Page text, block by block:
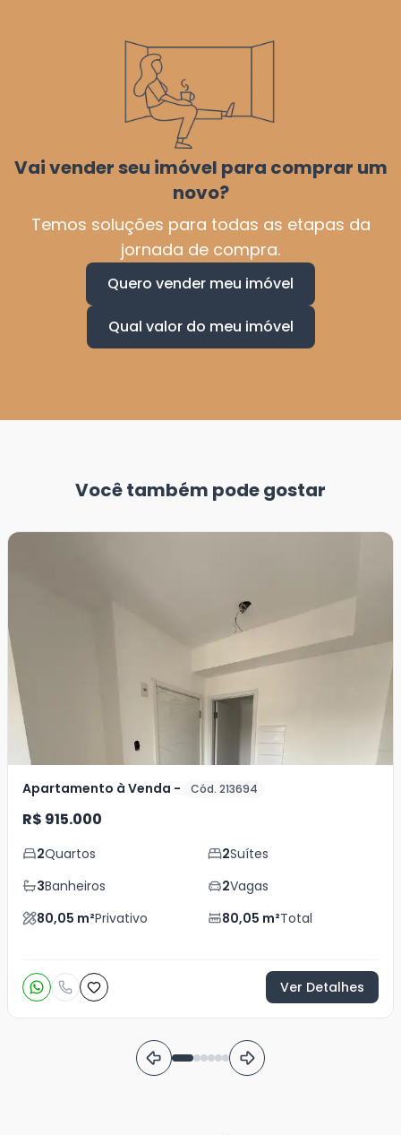
Vai vender seu imóvel para comprar um
novo?
Temos soluções para todas as etapas da
jornada de compra.
Quero vender meu imóvel
Qual valor do meu imóvel
Você também pode gostar
Apartamento à Venda - Cód. 213694
R$ 915.000
2Quartos 2Suítes
3Banheiros 2Vagas
80,05 m²Privativo 80,05 m²Total
Ver Detalhes